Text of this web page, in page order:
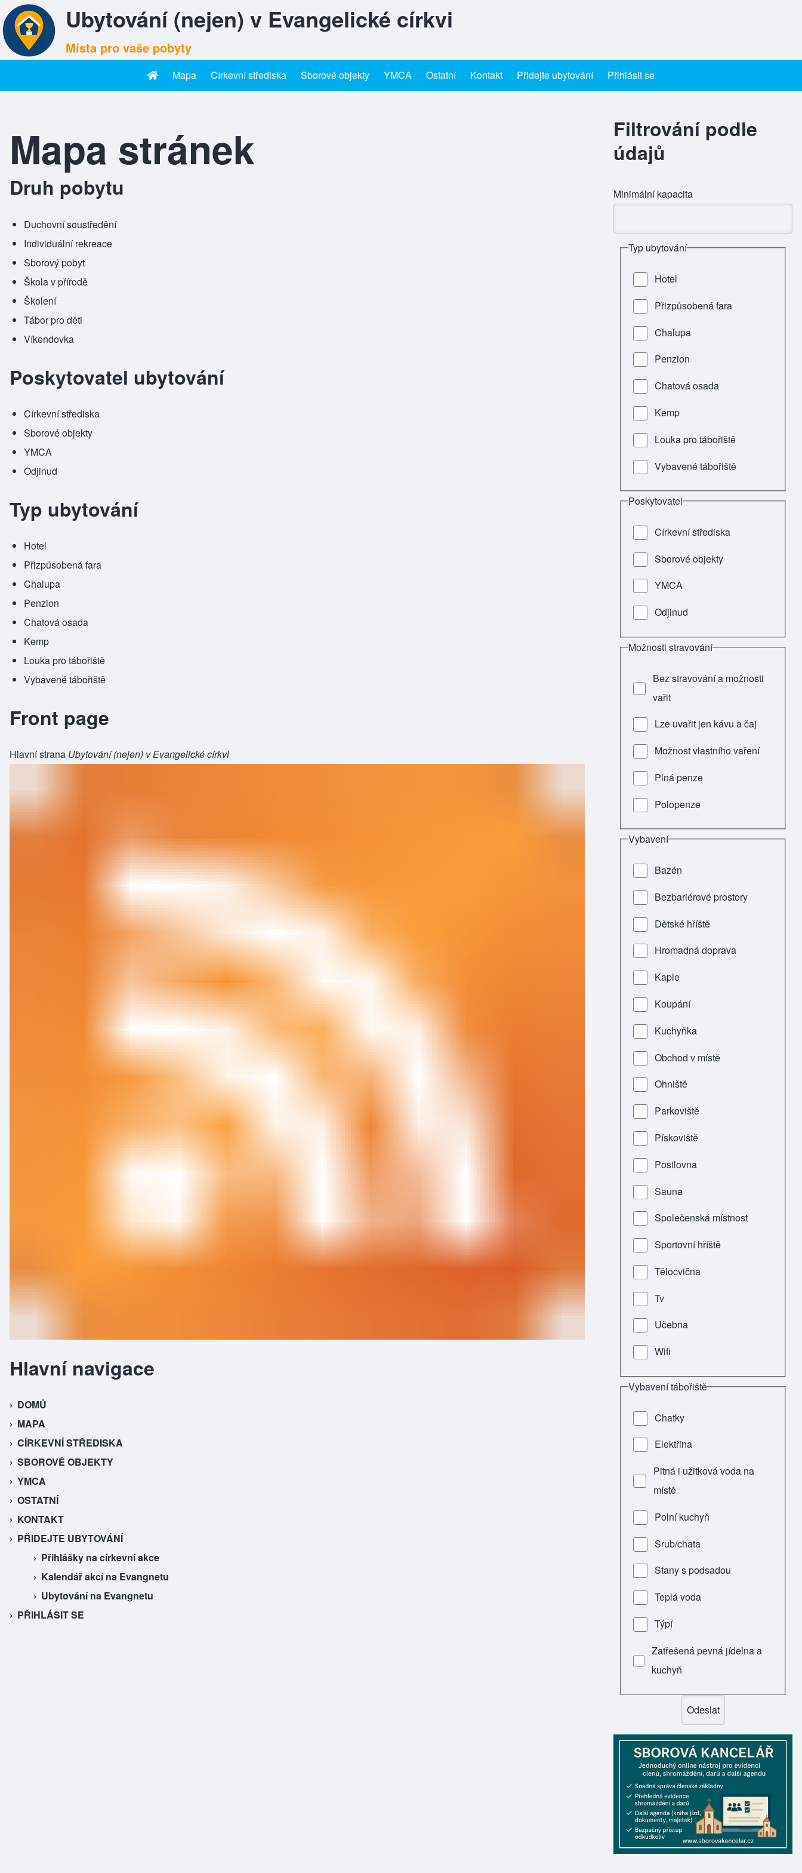
Ubytování (nejen) v Evangelické církvi
Místa pro vaše pobyty
Hlavní menu Mapa Církevní střediska Sborové objekty YMCA Ostatní Kontakt Přidejte ubytování Přihlásit se
Mapa stránek
Druh pobytu
Duchovní soustředění
Individuální rekreace
Sborový pobyt
Škola v přírodě
Školení
Tábor pro děti
Víkendovka
Poskytovatel ubytování
Církevní střediska
Sborové objekty
YMCA
Odjinud
Typ ubytování
Hotel
Přizpůsobená fara
Chalupa
Penzion
Chatová osada
Kemp
Louka pro tábořiště
Vybavené tábořiště
Front page
Hlavní strana Ubytování (nejen) v Evangelické církvi
Hlavní navigace
DOMŮ
MAPA
CÍRKEVNÍ STŘEDISKA
SBOROVÉ OBJEKTY
YMCA
OSTATNÍ
KONTAKT
PŘIDEJTE UBYTOVÁNÍ
Přihlášky na církevní akce
Kalendář akcí na Evangnetu
Ubytování na Evangnetu
PŘIHLÁSIT SE
Filtrování podle
údajů
Minimální kapacita
Typ ubytování
Hotel
Přizpůsobená fara
Chalupa
Penzion
Chatová osada
Kemp
Louka pro tábořiště
Vybavené tábořiště
Poskytovatel
Církevní střediska
Sborové objekty
YMCA
Odjinud
Možnosti stravování
Bez stravování a možnosti
vařit
Lze uvařit jen kávu a čaj
Možnost vlastního vaření
Plná penze
Polopenze
Vybavení
Bazén
Bezbariérové prostory
Dětské hříště
Hromadná doprava
Kaple
Koupání
Kuchyňka
Obchod v místě
Ohniště
Parkoviště
Pískoviště
Posilovna
Sauna
Společenská místnost
Sportovní hříště
Tělocvična
Tv
Učebna
Wifi
Vybavení tábořiště
Chatky
Elektřina
Pitná i užitková voda na
místě
Polní kuchyň
Srub/chata
Stany s podsadou
Teplá voda
Týpí
Zatřešená pevná jídelna a
kuchyň